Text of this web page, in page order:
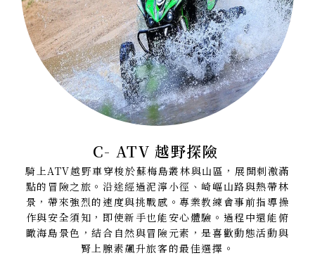
C- ATV 越野探險
騎上ATV越野車穿梭於蘇梅島叢林與山區，展開刺激滿
點的冒險之旅。沿途經過泥濘小徑、崎嶇山路與熱帶林
景，帶來強烈的速度與挑戰感。專業教練會事前指導操
作與安全須知，即使新手也能安心體驗。過程中還能俯
瞰海島景色，結合自然與冒險元素，是喜歡動態活動與
腎上腺素飆升旅客的最佳選擇。